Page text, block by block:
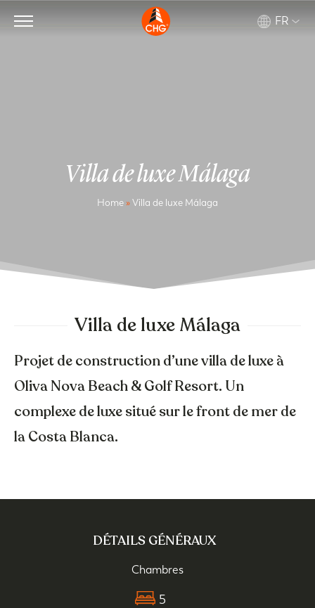
FR
Villa de luxe Málaga
Home »Villa de luxe Málaga
Villa de luxe Málaga
Projet de construction d’une villa de luxe à
Oliva Nova Beach & Golf Resort. Un
complexe de luxe situé sur le front de mer de
la Costa Blanca.
DÉTAILS GÉNÉRAUX
Chambres
5